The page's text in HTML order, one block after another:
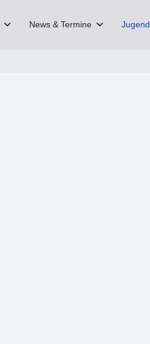
News & Termine Jugend